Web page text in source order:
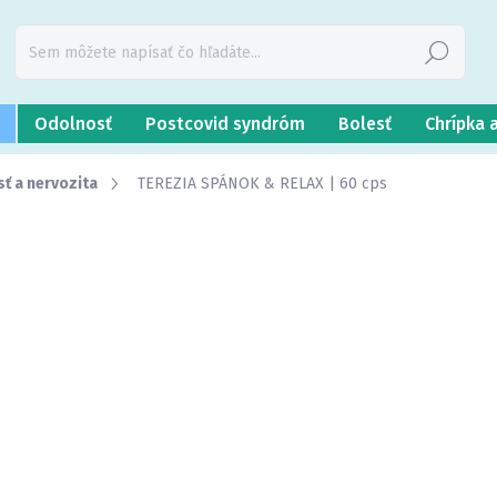
Hľadať
Odolnosť Postcovid syndróm Bolesť Chrípka
a nervozita TEREZIA SPÁNOK & RELAX | 60 cps